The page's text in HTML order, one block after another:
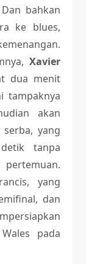
bahkan
ke blues,
Xavier
dua menit
tampaknya
akan
yang
tanpa
yang
dan
pada